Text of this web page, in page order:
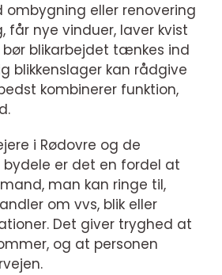
eller renovering
får nye vinduer, laver kvist
blikarbejdet tænkes ind
blikkenslager kan rådgive
kombinerer funktion,
i Rødovre og de
er det en fordel at
man kan ringe til,
om vvs, blik eller
Det giver tryghed at
og at personen